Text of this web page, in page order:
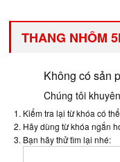
THANG NHÔM
Không có sản
Chúng tôi
Kiểm tra lại từ khóa có
Hãy dùng từ khóa ngắn
Bạn hãy thử tìm lại nhé: